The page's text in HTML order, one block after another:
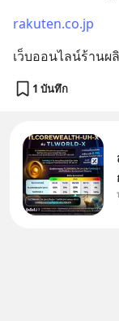
rakuten.co.jp
เว็บออนไลน์ร้าน
1 บันทึก